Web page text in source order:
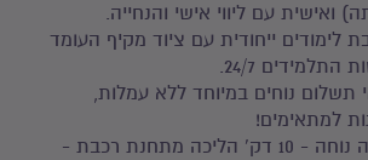
ואישית עם ליווי אישי והנחייה.
לימודים ייחודית עם ציוד מקיף העומד
התלמידים 24/7.
תשלום נוחים במיוחד ללא עמלות,
למתאימים!
הגעה נוחה - 10 דק' הליכה מתחנת רכבת -